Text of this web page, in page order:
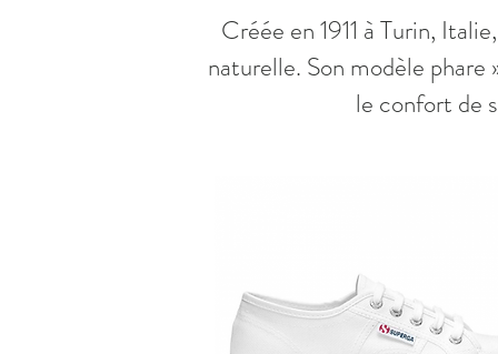
Créée en 1911 à Turin,
naturelle. Son modèle
le confort de